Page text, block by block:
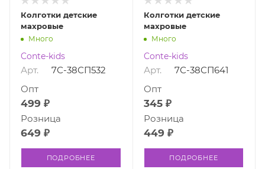
Колготки детские
махровые
Много
Conte-kids
Арт. 7С-38СП532
499 ₽
Опт
649 ₽
Розница
ПОДРОБНЕЕ
Колготки детские
махровые
Много
Conte-kids
Арт. 7С-38СП641
345 ₽
Опт
449 ₽
Розница
ПОДРОБНЕЕ